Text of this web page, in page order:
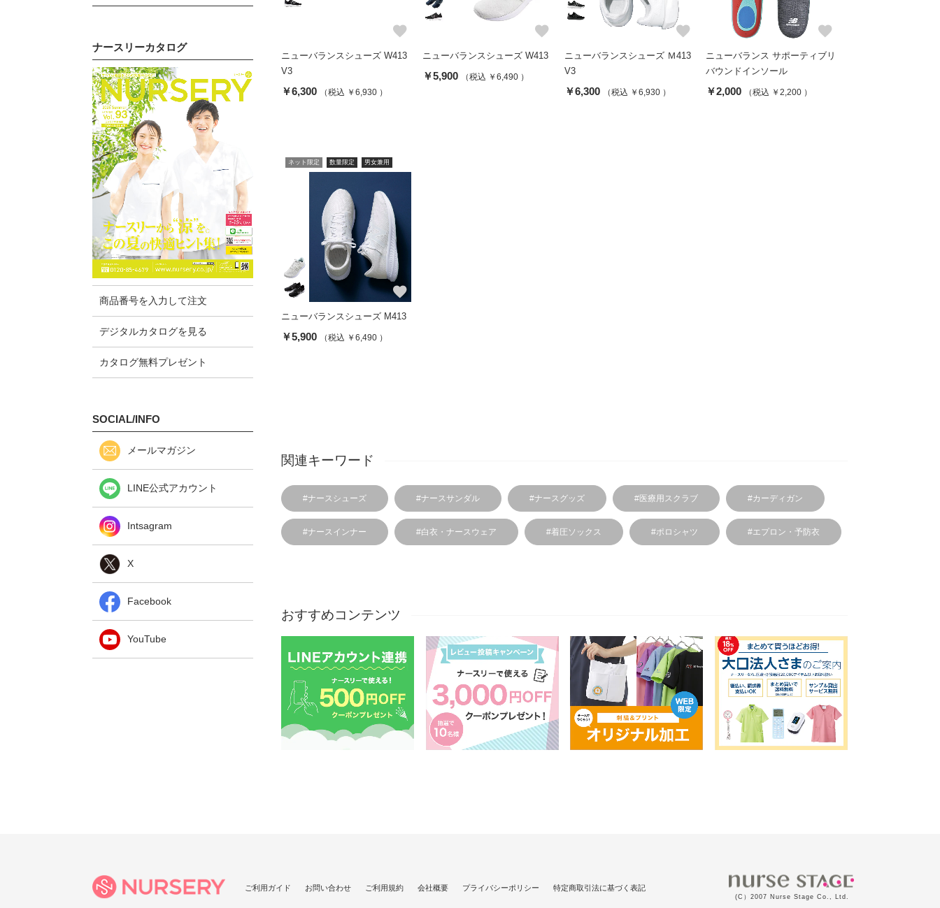
ナースリーカタログ
商品番号を入力して注文
デジタルカタログを見る
カタログ無料プレゼント
SOCIAL/INFO
メールマガジン
LINE公式アカウント
Intsagram
X
Facebook
YouTube
favorite
ニューバランスシューズ W413
V3
￥6,300 （税込 ￥6,930 ）
favorite
ニューバランスシューズ W413
￥5,900 （税込 ￥6,490 ）
favorite
ニューバランスシューズ Ｍ413
V3
￥6,300 （税込 ￥6,930 ）
favorite
ニューバランス サポーティブリ
バウンドインソール
￥2,000 （税込 ￥2,200 ）
ネット限定 数量限定 男女兼用
favorite
ニューバランスシューズ M413
￥5,900 （税込 ￥6,490 ）
関連キーワード
#ナースシューズ #ナースサンダル #ナースグッズ #医療用スクラブ #カーディガン
#ナースインナー #白衣・ナースウェア #着圧ソックス #ポロシャツ #エプロン・予防衣
おすすめコンテンツ
ご利用ガイド お問い合わせ ご利用規約 会社概要 プライバシーポリシー 特定商取引法に基づく表記
(C）2007 Nurse Stage Co., Ltd.